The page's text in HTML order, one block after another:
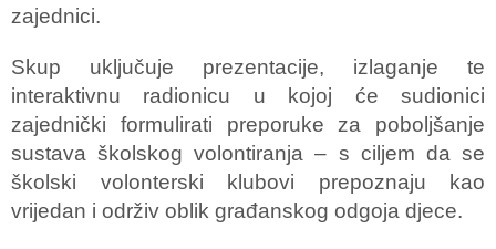
zajednici.
Skup uključuje prezentacije, izlaganje te
interaktivnu radionicu u kojoj će sudionici
zajednički formulirati preporuke za poboljšanje
sustava školskog volontiranja – s ciljem da se
školski volonterski klubovi prepoznaju kao
vrijedan i održiv oblik građanskog odgoja djece.